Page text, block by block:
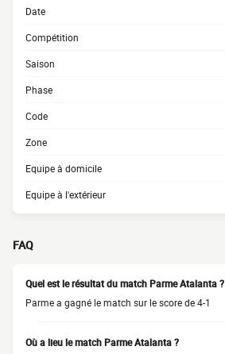
Date
Compétition
Saison
Phase
Code
Zone
Equipe à domicile
Equipe à l'extérieur
FAQ
Quel est le résultat du match Parme Atalanta ?
Parme a gagné le match sur le score de 4-1
Où a lieu le match Parme Atalanta ?